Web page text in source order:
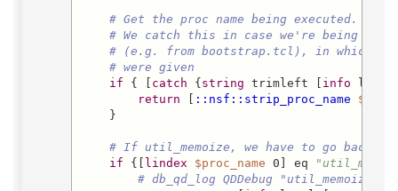
# Get the proc name being executed.
# We catch this in case we're being
# (e.g. from bootstrap.tcl), in which
# were given
if { [ catch { string trimleft [ info level
return
::nsf::strip_proc_name
}
# If util_memoize, we have to go back
if {[ lindex $proc_name 0] eq
# db_qd_log QDDebug "util_memoize!